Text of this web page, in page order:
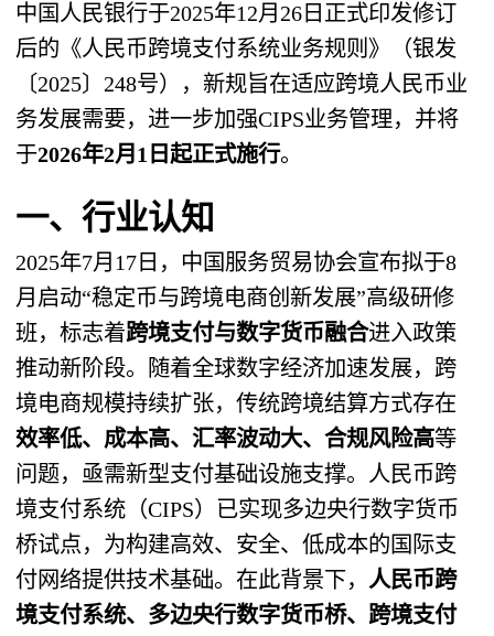
中国人民银行于2025年12月26日正式印发修订
后的《人民币跨境支付系统业务规则》（银发
〔2025〕248号），新规旨在适应跨境人民币业
务发展需要，进一步加强CIPS业务管理，并将
于2026年2月1日起正式施行。
一、行业认知
2025年7月17日，中国服务贸易协会宣布拟于8
月启动“稳定币与跨境电商创新发展”高级研修
班，标志着跨境支付与数字货币融合进入政策
推动新阶段。随着全球数字经济加速发展，跨
境电商规模持续扩张，传统跨境结算方式存在
效率低、成本高、汇率波动大、合规风险高等
问题，亟需新型支付基础设施支撑。人民币跨
境支付系统（CIPS）已实现多边央行数字货币
桥试点，为构建高效、安全、低成本的国际支
付网络提供技术基础。在此背景下， 人民币跨
境支付系统、多边央行数字货币桥、跨境支付